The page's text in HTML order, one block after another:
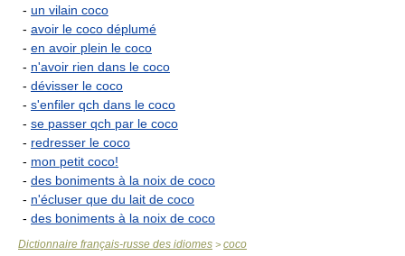
- un vilain coco
- avoir le coco déplumé
- en avoir plein le coco
- n'avoir rien dans le coco
- dévisser le coco
- s'enfiler qch dans le coco
- se passer qch par le coco
- redresser le coco
- mon petit coco!
- des boniments à la noix de coco
- n'écluser que du lait de coco
- des boniments à la noix de coco
Dictionnaire français-russe des idiomes > coco